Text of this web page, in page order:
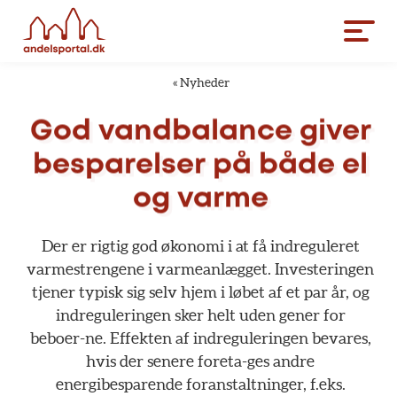
« Nyheder
God vandbalance giver
besparelser på både el
og varme
Der er rigtig god økonomi i at få indreguleret
varmestrengene i varmeanlægget. Investeringen
tjener typisk sig selv hjem i løbet af et par år, og
indreguleringen sker helt uden gener for
beboer-ne. Effekten af indreguleringen bevares,
hvis der senere foreta-ges andre
energibesparende foranstaltninger, f.eks.